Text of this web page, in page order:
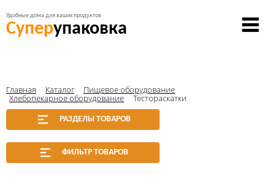
Удобные дома для ваших продуктов
Суперупаковка
Главная Каталог Пищевое оборудование
Хлебопекарное оборудование Тестораскатки
РАЗДЕЛЫ ТОВАРОВ
ФИЛЬТР ТОВАРОВ